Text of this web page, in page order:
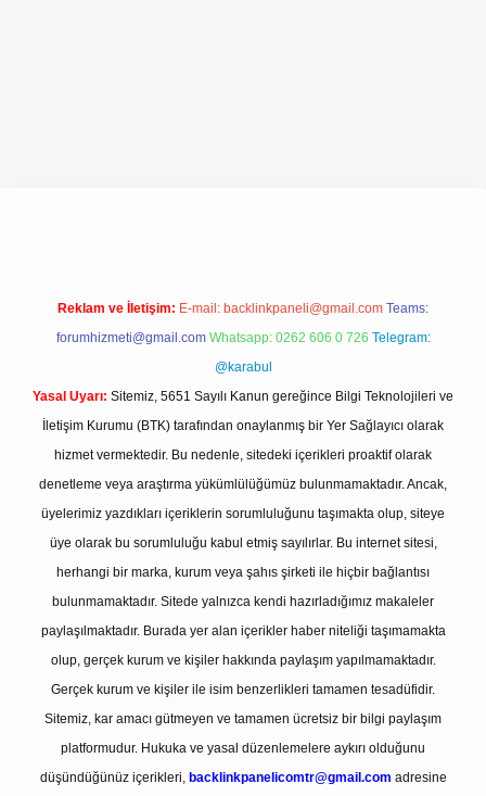
Reklam ve İletişim: E-mail: backlinkpaneli@gmail.com Teams:
forumhizmeti@gmail.com Whatsapp: 0262 606 0 726 Telegram:
@karabul
Yasal Uyarı: Sitemiz, 5651 Sayılı Kanun gereğince Bilgi Teknolojileri ve
İletişim Kurumu (BTK) tarafından onaylanmış bir Yer Sağlayıcı olarak
hizmet vermektedir. Bu nedenle, sitedeki içerikleri proaktif olarak
denetleme veya araştırma yükümlülüğümüz bulunmamaktadır. Ancak,
üyelerimiz yazdıkları içeriklerin sorumluluğunu taşımakta olup, siteye
üye olarak bu sorumluluğu kabul etmiş sayılırlar. Bu internet sitesi,
herhangi bir marka, kurum veya şahıs şirketi ile hiçbir bağlantısı
bulunmamaktadır. Sitede yalnızca kendi hazırladığımız makaleler
paylaşılmaktadır. Burada yer alan içerikler haber niteliği taşımamakta
olup, gerçek kurum ve kişiler hakkında paylaşım yapılmamaktadır.
Gerçek kurum ve kişiler ile isim benzerlikleri tamamen tesadüfidir.
Sitemiz, kar amacı gütmeyen ve tamamen ücretsiz bir bilgi paylaşım
platformudur. Hukuka ve yasal düzenlemelere aykırı olduğunu
düşündüğünüz içerikleri, backlinkpanelicomtr@gmail.com adresine